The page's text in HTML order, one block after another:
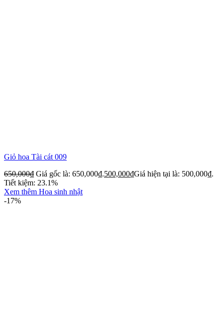
Giỏ hoa Tài cát 009
650,000₫ Giá gốc là: 650,000₫.500,000₫Giá hiện tại là: 500,000₫.
Tiết kiệm: 23.1%
Xem thêm Hoa sinh nhật
-17%